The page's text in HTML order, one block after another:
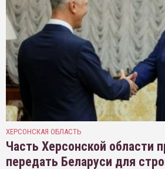
ХЕРСОНСКАЯ ОБЛАСТЬ
Часть Херсонской области
передать Беларуси для